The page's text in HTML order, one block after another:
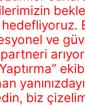
hedefliyoruz.
ve
biz